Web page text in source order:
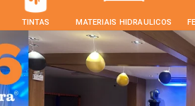
TINTAS MATERIAIS HIDRAULICOS